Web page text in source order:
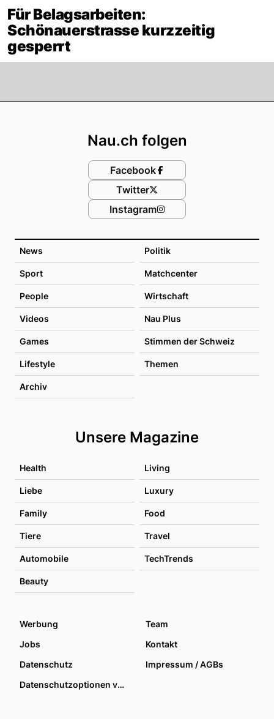
Für Belagsarbeiten:
Schönauerstrasse kurzzeitig
gesperrt
News Politik
Sport Matchcenter
People Wirtschaft
Videos Nau Plus
Games Stimmen der Schweiz
Lifestyle Themen
Archiv
Unsere Magazine
Health Living
Liebe Luxury
Family Food
Tiere Travel
Automobile TechTrends
Beauty
Nau.ch folgen
Facebook
Twitter
Instagram
Werbung
Team
Jobs
Kontakt
Datenschutz
Impressum / AGBs
Datenschutzoptionen verwalten